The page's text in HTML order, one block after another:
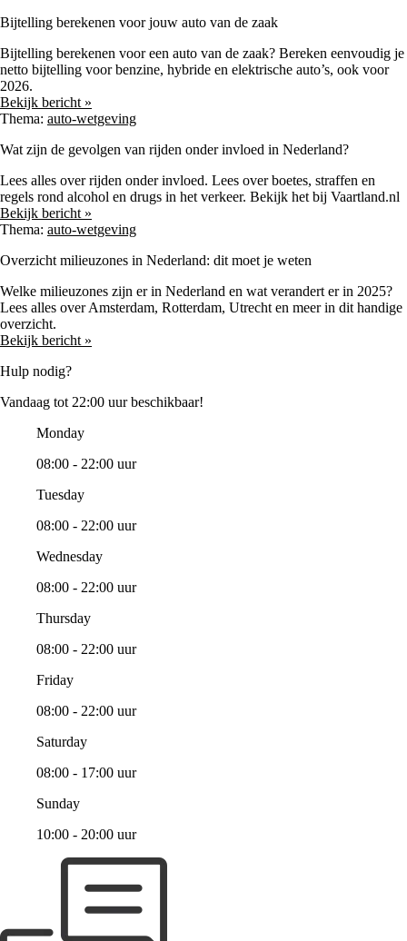
Bijtelling berekenen voor jouw auto van de zaak
Bijtelling berekenen voor een auto van de zaak? Bereken eenvoudig je
netto bijtelling voor benzine, hybride en elektrische auto’s, ook voor
2026.
Bekijk bericht »
Thema: auto-wetgeving
Wat zijn de gevolgen van rijden onder invloed in Nederland?
Lees alles over rijden onder invloed. Lees over boetes, straffen en
regels rond alcohol en drugs in het verkeer. Bekijk het bij Vaartland.nl
Bekijk bericht »
Thema: auto-wetgeving
Overzicht milieuzones in Nederland: dit moet je weten
Welke milieuzones zijn er in Nederland en wat verandert er in 2025?
Lees alles over Amsterdam, Rotterdam, Utrecht en meer in dit handige
overzicht.
Bekijk bericht »
Hulp nodig?
Vandaag tot 22:00 uur beschikbaar!
Monday
08:00 - 22:00 uur
Tuesday
08:00 - 22:00 uur
Wednesday
08:00 - 22:00 uur
Thursday
08:00 - 22:00 uur
Friday
08:00 - 22:00 uur
Saturday
08:00 - 17:00 uur
Sunday
10:00 - 20:00 uur